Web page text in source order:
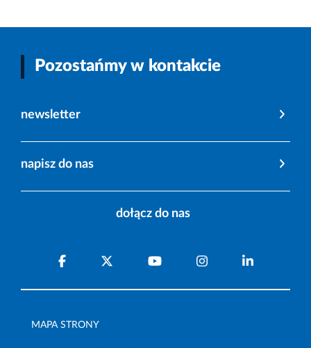
Pozostańmy w kontakcie
newsletter
napisz do nas
dołącz do nas
MAPA STRONY